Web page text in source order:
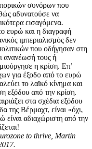
συνόρων που
αδυνατούσε να
εισαγόμενα.
ευρώ και η διαγραφή
ιμπεριαλισμός δεν
που οδήγησαν στη
ανανέωσή τους ή
η κρίση. Επ’
για έξοδο από το ευρώ
το λαϊκό κίνημα και
εξόδου από την κρίση.
στα σχέδια εξόδου
της Βέρμαχτ, είναι «όχι,
αδιαχώριστη από την
to thrive, Martin